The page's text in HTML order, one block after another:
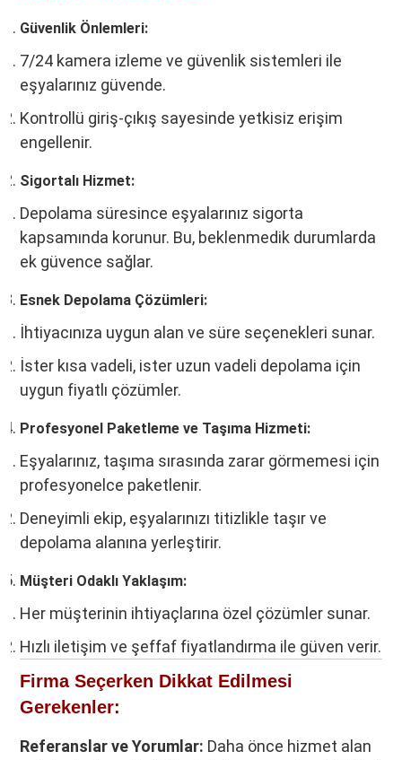
Güvenlik Önlemleri:
7/24 kamera izleme ve güvenlik sistemleri ile
eşyalarınız güvende.
Kontrollü giriş-çıkış sayesinde yetkisiz erişim
engellenir.
Sigortalı Hizmet:
Depolama süresince eşyalarınız sigorta
kapsamında korunur. Bu, beklenmedik durumlarda
ek güvence sağlar.
Esnek Depolama Çözümleri:
İhtiyacınıza uygun alan ve süre seçenekleri sunar.
İster kısa vadeli, ister uzun vadeli depolama için
uygun fiyatlı çözümler.
Profesyonel Paketleme ve Taşıma Hizmeti:
Eşyalarınız, taşıma sırasında zarar görmemesi için
profesyonelce paketlenir.
Deneyimli ekip, eşyalarınızı titizlikle taşır ve
depolama alanına yerleştirir.
Müşteri Odaklı Yaklaşım:
Her müşterinin ihtiyaçlarına özel çözümler sunar.
Hızlı iletişim ve şeffaf fiyatlandırma ile güven verir.
Firma Seçerken Dikkat Edilmesi
Gerekenler:
Referanslar ve Yorumlar: Daha önce hizmet alan